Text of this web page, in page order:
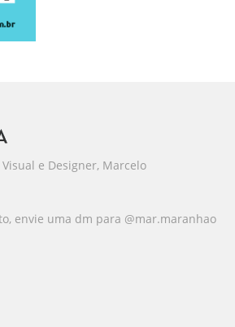
e Designer, Marcelo
envie uma dm para @mar.maranhao